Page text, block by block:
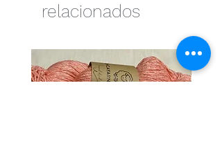
relacionados